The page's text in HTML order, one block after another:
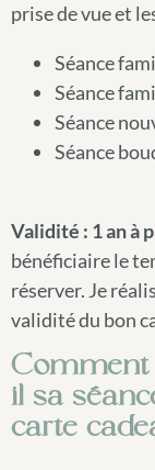
prise de vue et
Séance
Séance
Séance
Séance
Validité : 1 an à
bénéficiaire le
réserver. Je
validité du bon
Comment
il sa
carte